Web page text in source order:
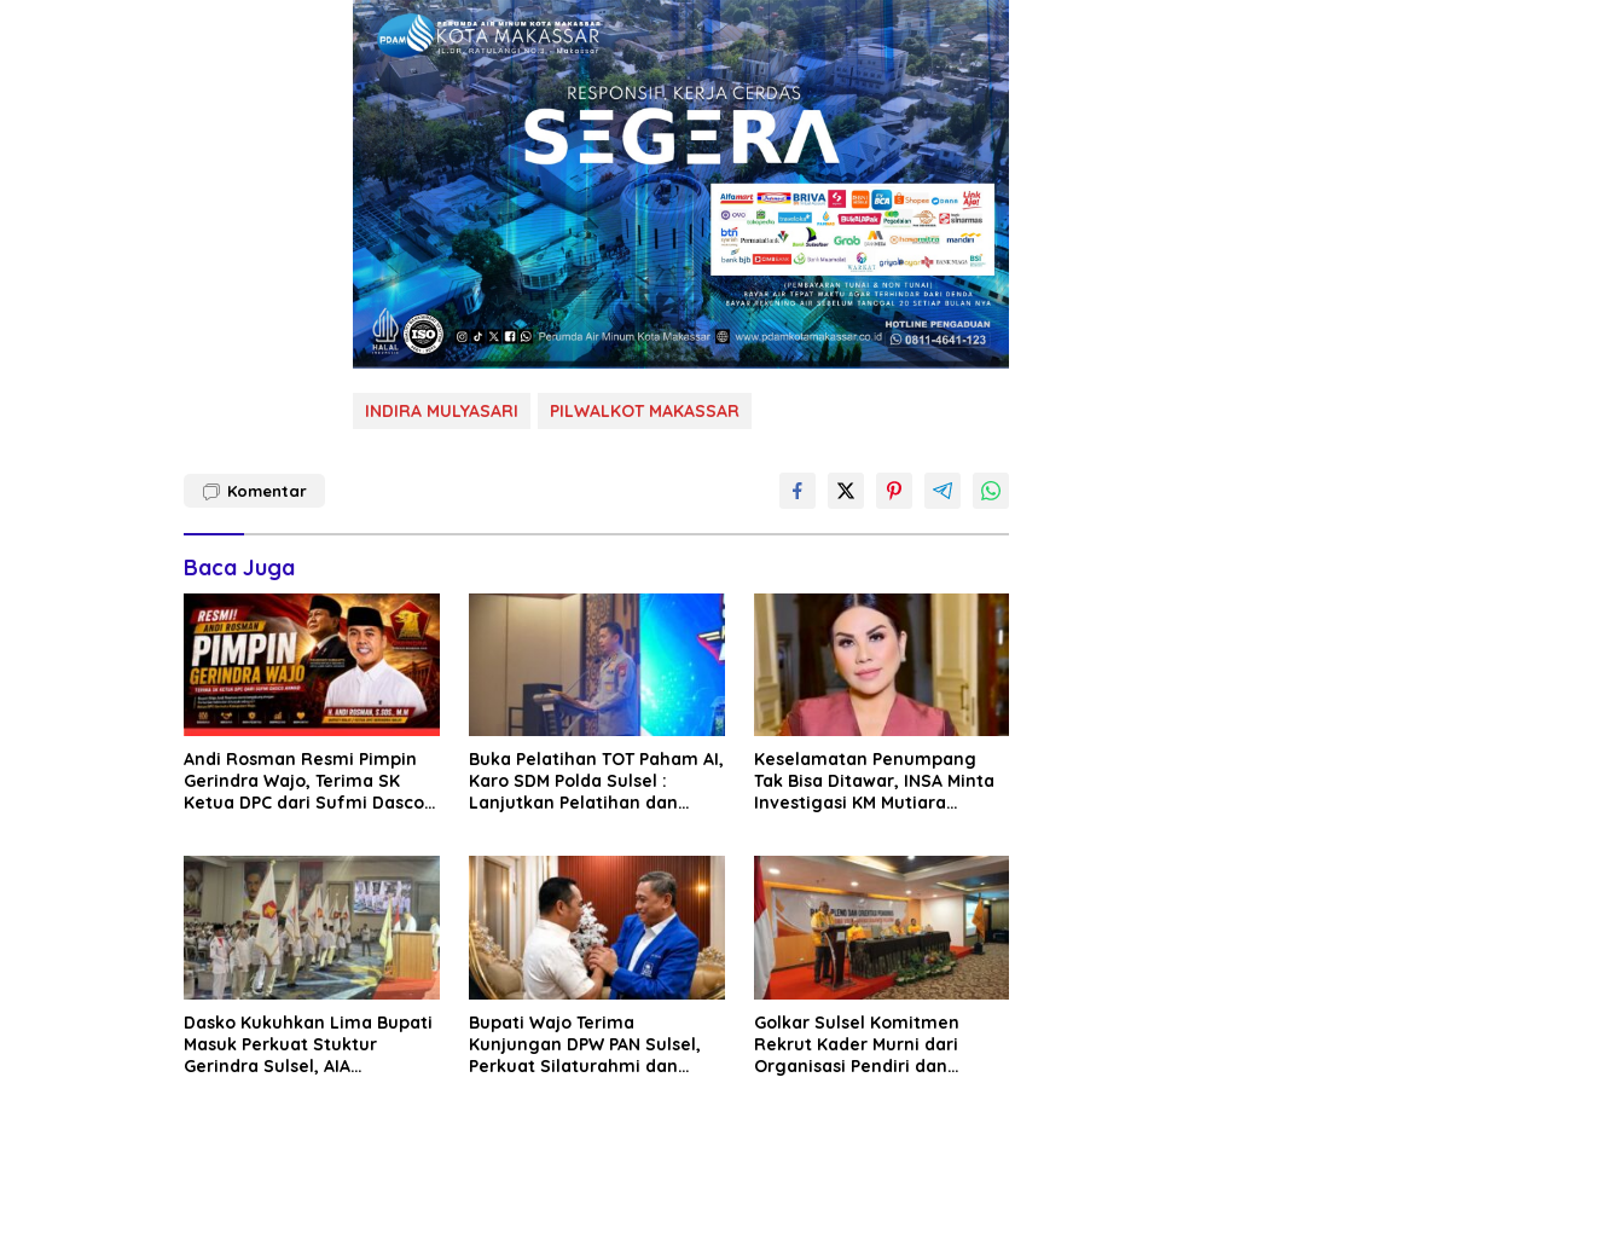
INDIRA MULYASARI PILWALKOT MAKASSAR
Komentar
Baca Juga
Andi Rosman Resmi Pimpin
Gerindra Wajo, Terima SK
Ketua DPC dari Sufmi Dasco
Buka Pelatihan TOT Paham AI,
Karo SDM Polda Sulsel :
Lanjutkan Pelatihan dan
Keselamatan Penumpang
Tak Bisa Ditawar, INSA Minta
Investigasi KM Mutiara
Dasko Kukuhkan Lima Bupati
Masuk Perkuat Stuktur
Gerindra Sulsel, AIA
Bupati Wajo Terima
Kunjungan DPW PAN Sulsel,
Perkuat Silaturahmi dan
Golkar Sulsel Komitmen
Rekrut Kader Murni dari
Organisasi Pendiri dan